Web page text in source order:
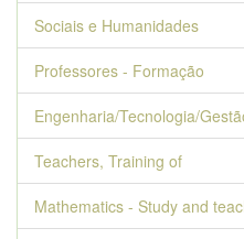
Sociais e Humanidades
Professores - Formação
Engenharia/Tecnologia/
Teachers, Training of
Mathematics - Study and